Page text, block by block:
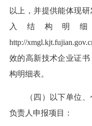
以上，并提供能体现
入结构明
http://
效的高新技术企业证
构明细表。
（四）以下单位、
负责人申报项目：